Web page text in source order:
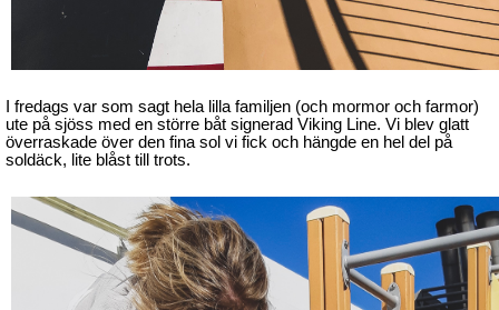
I fredags var som sagt hela lilla familjen (och mormor och farmor)
ute på sjöss med en större båt signerad Viking Line. Vi blev glatt
överraskade över den fina sol vi fick och hängde en hel del på
soldäck, lite blåst till trots.